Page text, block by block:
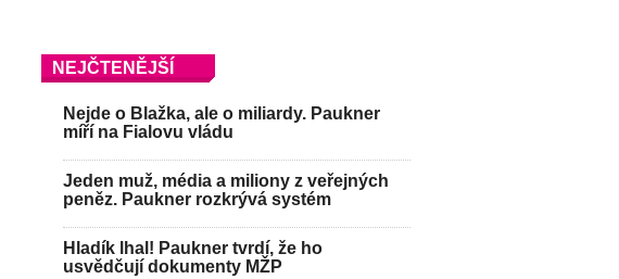
NEJČTENĚJŠÍ
Nejde o Blažka, ale o miliardy. Paukner
míří na Fialovu vládu
Jeden muž, média a miliony z veřejných
peněz. Paukner rozkrývá systém
Hladík lhal! Paukner tvrdí, že ho
usvědčují dokumenty MŽP